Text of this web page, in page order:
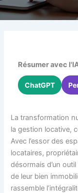
Résumer avec
ChatGPT
La transformation
la gestion locative,
Avec l’essor des
locataires,
désormais d’un
de leur bien
rassemble